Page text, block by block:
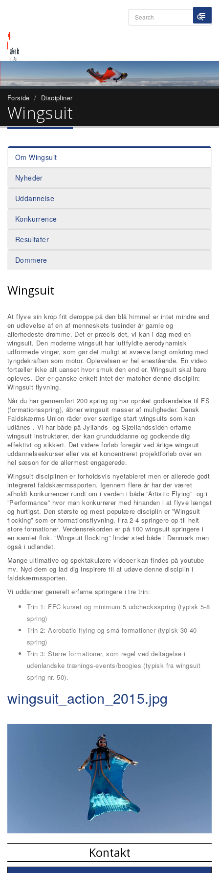
Forside Discipliner
Wingsuit
Om Wingsuit
Nyheder
Uddannelse
Konkurrence
Resultater
Dommere
Wingsuit
At flyve sin krop frit deroppe på den blå himmel er intet mindre end
en udlevelse af en af menneskets tusinder år gamle og
allerhedeste drømme. Det er præcis det, vi kan i dag med en
wingsuit. Den moderne wingsuit har luftfyldte aerodynamisk
udformede vinger, som gør det muligt at svæve langt omkring med
tyngdekraften som motor. Oplevelsen er hel enestående. En video
fortæller ikke alt uanset hvor smuk den end er. Wingsuit skal bare
opleves. Der er ganske enkelt intet der matcher denne disciplin:
Wingsuit flyvning.
Når du har gennemført 200 spring og har opnået godkendelse til FS
(formationsspring), åbner wingsuit masser af muligheder. Dansk
Faldskærms Union råder over særlige start wingsuits som kan
udlånes . Vi har både på Jyllands- og Sjællandssiden erfarne
wingsuit instruktører, der kan grunduddanne og godkende dig
effektivt og sikkert. Det videre forløb foregår ved årlige wingsuit
uddannelseskurser eller via et koncentreret projektforløb over en
hel sæson for de allermest engagerede.
Wingsuit disciplinen er forholdsvis nyetableret men er allerede godt
integreret faldskærmssporten. Igennem flere år har der været
afholdt konkurrencer rundt om i verden i både ”Artistic Flying” og i
”Performance” hvor man konkurrerer med hinanden i at flyve længst
og hurtigst. Den største og mest populære disciplin er ”Wingsuit
flocking” som er formationsflyvning. Fra 2-4 springere op til helt
store formationer. Verdensrekorden er på 100 wingsuit springere i
en samlet flok. ”Wingsuit flocking” finder sted både i Danmark men
også i udlandet.
Mange ultimative og spektakulære videoer kan findes på youtube
mv. Nyd dem og lad dig inspirere til at udøve denne disciplin i
faldskærmssporten.
Vi uddanner generelt erfarne springere i tre trin:
Trin 1: FFC kurset og minimum 5 udchecksspring (typisk 5-8
spring)
Trin 2: Acrobatic flying og små-formationer (typisk 30-40
spring)
Trin 3: Større formationer, som regel ved deltagelse i
udenlandske trænings-events/boogies (typisk fra wingsuit
spring nr. 50).
wingsuit_action_2015.jpg
Kontakt